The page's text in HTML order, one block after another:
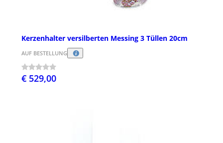
Kerzenhalter versilberten Messing 3 Tüllen 20cm
AUF BESTELLUNG
€ 529,00